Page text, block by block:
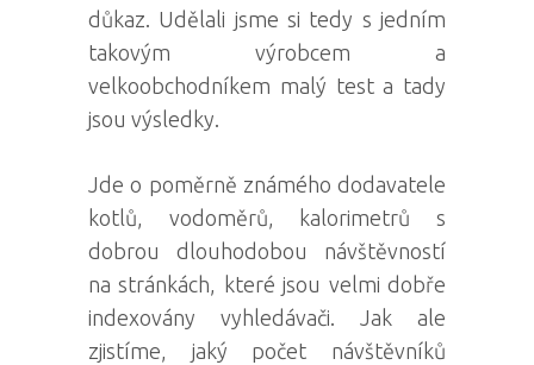
důkaz. Udělali jsme si tedy s jedním
takovým výrobcem a
velkoobchodníkem malý test a tady
jsou výsledky.
Jde o poměrně známého dodavatele
kotlů, vodoměrů, kalorimetrů s
dobrou dlouhodobou návštěvností
na stránkách, které jsou velmi dobře
indexovány vyhledávači. Jak ale
zjistíme, jaký počet návštěvníků